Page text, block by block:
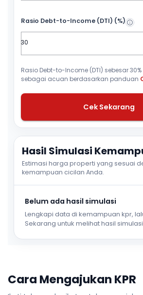
Rasio Debt-to-Income (DTI) (%)
Rasio Debt-to-Income (DTI) sebesar
sebagai acuan berdasarkan panduan
Cek Sekarang
Hasil Simulasi
Estimasi harga properti yang sesuai
kemampuan cicilan Anda.
Belum ada hasil simulasi
Lengkapi data di kemampuan kpr,
Sekarang untuk melihat hasil
Cara Mengajukan KPR